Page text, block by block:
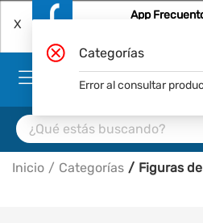
X
App
Inicio Categorías Figuras
Categorías
Error al consultar